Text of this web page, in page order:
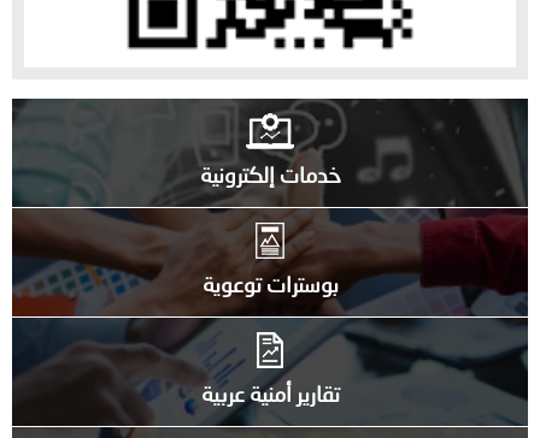
خدمات إلكترونية
بوسترات توعوية
تقارير أمنية عربية